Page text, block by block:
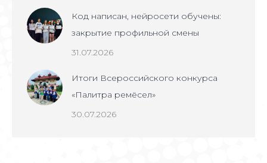
Код написан, нейросети обучены:
закрытие профильной смены
31.07.2026
Итоги Всероссийского конкурса
«Палитра ремёсел»
30.07.2026